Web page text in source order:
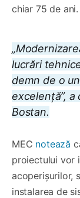
chiar 75 de ani.
lucrări
demn de o
excelență”,
Bostan.
MEC notează
proiectului vor
acoperișurilor,
instalarea de